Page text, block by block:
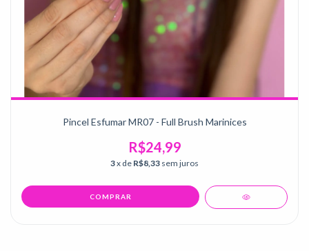
Pincel Esfumar MR07 - Full Brush Marinices
R$24,99
3x de R$8,33 sem juros